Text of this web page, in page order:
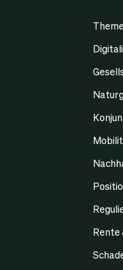
Rente